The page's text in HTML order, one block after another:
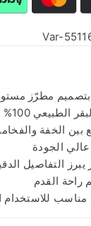
مطرّز
الخفة
الجودة
التفاصيل
راحة القدم
للاستخدام